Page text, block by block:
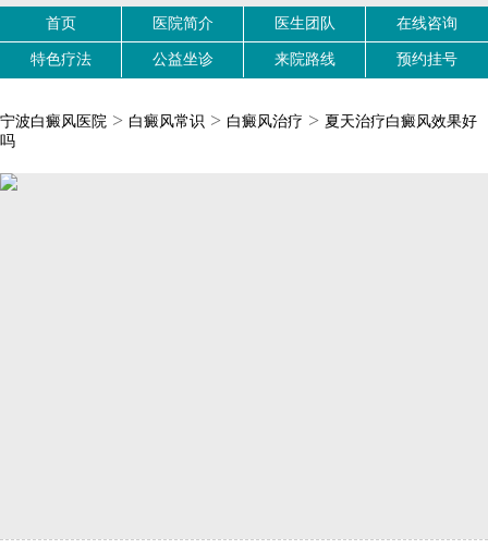
首页 医院简介 医生团队 在线咨询
特色疗法 公益坐诊 来院路线 预约挂号
宁波白癜风医院 > 白癜风常识 > 白癜风治疗 > 夏天治疗白癜风效果好
吗